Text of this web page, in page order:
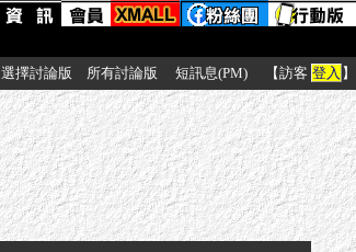
選擇討論版 所有討論版 短訊息(PM) 【訪客 登入 】